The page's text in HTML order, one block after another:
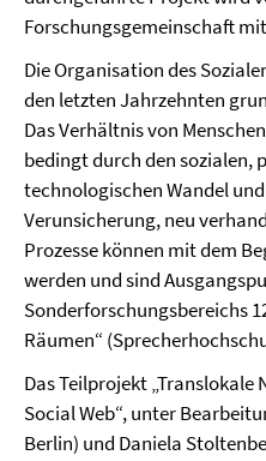
Forschungsgemeinschaft
Die Organisation des
den letzten Jahrzehnten
Das Verhältnis von
bedingt durch den sozialen,
technologischen Wandel
Verunsicherung, neu
Prozesse können mit dem
werden und sind
Sonderforschungsbereichs
Räumen“
Das Teilprojekt
Social Web“, unter
Berlin) und Daniela